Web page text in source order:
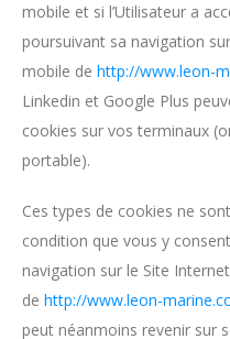
mobile et si l’Utilisateur a
poursuivant sa navigation
mobile de http://www.leon-
Linkedin et Google Plus
cookies sur vos terminaux
portable).
Ces types de cookies ne
condition que vous y
navigation sur le Site
de http://www.leon-
peut néanmoins revenir sur